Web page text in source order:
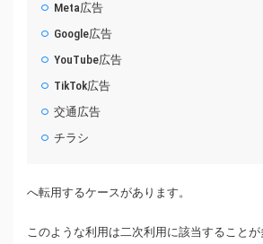
Meta広告
Google広告
YouTube広告
TikTok広告
交通広告
チラシ
へ転用するケースがあります。
このような利用は二次利用に該当すること